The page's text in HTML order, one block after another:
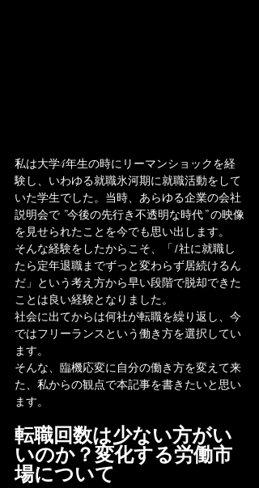
私は大学4年生の時にリーマンショックを経
験し、いわゆる就職氷河期に就職活動をして
いた学生でした。当時、あらゆる企業の会社
説明会で ”今後の先行き不透明な時代” の映像
を見せられたことを今でも思い出します。
そんな経験をしたからこそ、「1社に就職し
たら定年退職までずっと変わらず居続けるん
だ」という考え方から早い段階で脱却できた
ことは良い経験となりました。
社会に出てからは何社が転職を繰り返し、今
ではフリーランスという働き方を選択してい
ます。
そんな、臨機応変に自分の働き方を変えて来
た、私からの観点で本記事を書きたいと思い
ます。
転職回数は少ない方がい
いのか？変化する労働市
場について